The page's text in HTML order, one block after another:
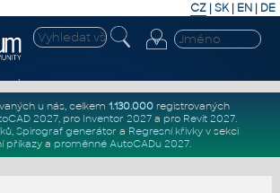
CZ | SK| EN | DE
u nás, celkem 1.130.000registrovaných
2027, pro Inventor 2027a pro Revit 2027.
, Spirograf generátor a Regresní křivkyv sekci
příkazya proměnné AutoCADu 2027.